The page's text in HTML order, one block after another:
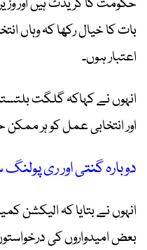
حکومت کا کریڈٹ ہیں اور
بات کا خیال رکھا کہ وہاں
اعتبار ہوں۔
انہوں نے کہاکہ گلگت
اور انتخابی عمل کو ہر
دوبارہ گنتی اور ری
انہوں نے بتایا کہ الیکشن
بعض امیدواروں کی